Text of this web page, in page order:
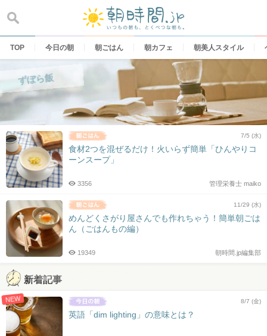
content
TOP 今日の朝 朝ごはん 朝カフェ 朝美人スタイル
ずぼら飯
7/5 (水)
食材2つを混ぜるだけ！火いらず簡単「ひんやりコ
ーンスープ」
管理栄養士 maiko
3356
11/29 (水)
めんどくさがり屋さんでも作れちゃう！簡単朝ごは
ん（ごはんもの編）
朝時間.jp編集部
19349
新着記事
NEW 8/7 (金)
英語「dim lighting」の意味とは？